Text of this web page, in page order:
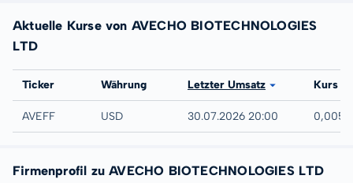
Aktuelle Kurse von AVECHO BIOTECHNOLOGIES
LTD
Börse
Ticker Währung Letzter Umsatz Kurs
UTC
AVEFF USD 30.07.2026 20:00 0,005
Firmenprofil zu AVECHO BIOTECHNOLOGIES LTD